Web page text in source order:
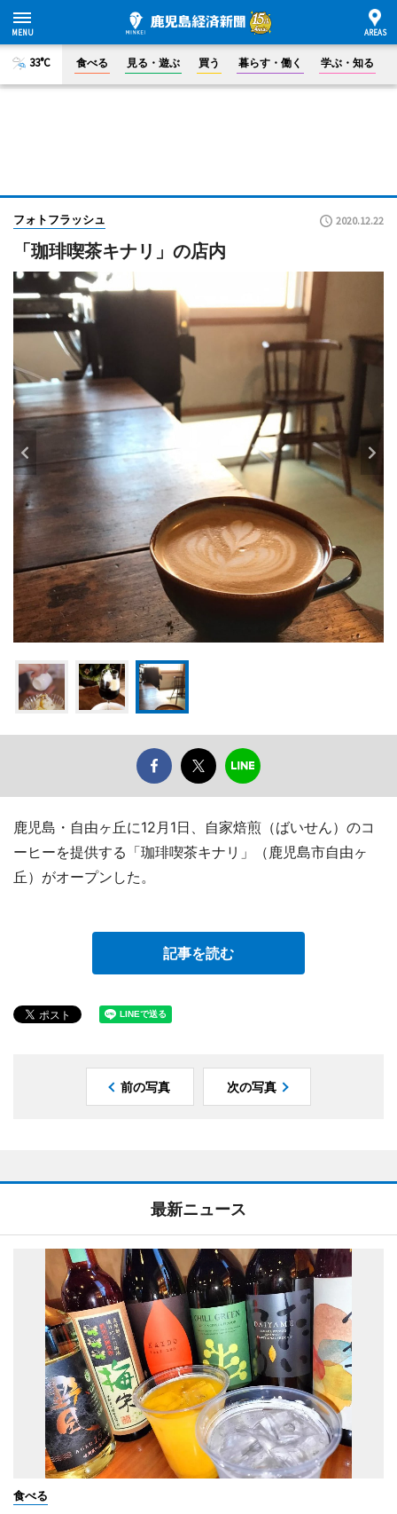
33°C 食べる 見る・遊ぶ 買う 暮らす・働く 学ぶ・知る
フォトフラッシュ 2020.12.22
「珈琲喫茶キナリ」の店内
鹿児島・自由ヶ丘に12月1日、自家焙煎（ばいせん）のコ
ーヒーを提供する「珈琲喫茶キナリ」（鹿児島市自由ヶ
丘）がオープンした。
記事を読む
前の写真 次の写真
最新ニュース
食べる